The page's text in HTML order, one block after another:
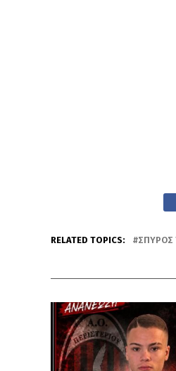
RELATED TOPICS: ΣΠΎΡΟΣ